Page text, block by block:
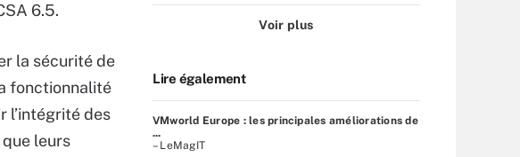
6.5.
la sécurité de
fonctionnalité
l’intégrité des
que leurs
Voir plus
Lire également
VMworld Europe : les principales améliorations de
...
– LeMagIT